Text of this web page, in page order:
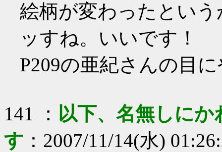
絵柄が変わったとい
ッすね。いいです！
P209の亜紀さんの目
141 ： 以下、名無しに
す ： 2007/11/14(水)